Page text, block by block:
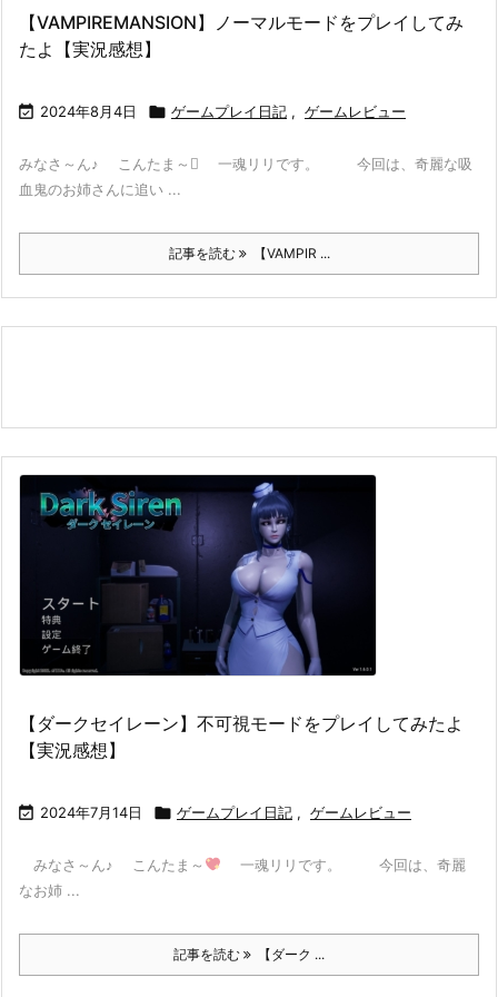
【VAMPIREMANSION】ノーマルモードをプレイしてみ
たよ【実況感想】
 2024年8月4日  ゲームプレイ日記 , ゲームレビュー
みなさ～ん♪ こんたま～ 一魂リリです。 今回は、奇麗な吸
血鬼のお姉さんに追い ...
記事を読む 【VAMPIR ...
【ダークセイレーン】不可視モードをプレイしてみたよ
【実況感想】
 2024年7月14日  ゲームプレイ日記 , ゲームレビュー
みなさ～ん♪ こんたま～
一魂リリです。 今回は、奇麗
なお姉 ...
記事を読む 【ダーク ...